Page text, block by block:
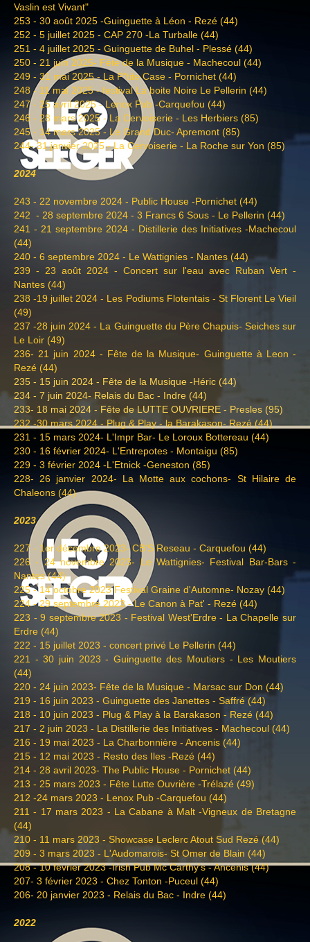
Vaslin est Vivant"
253 - 30 août 2025 -Guinguette à Léon - Rezé (44)
252 - 5 juillet 2025 - CAP 270 -La Turballe (44)
251 - 4 juillet 2025 - Guinguette de Buhel - Plessé (44)
250 - 21 juin 2025- Fête de la Musique - Machecoul (44)
249 - 31 mai 2025 - La P"tite Case - Pornichet (44)
248 - 11 mai 2025 - festival La boite Noire Le Pellerin (44)
247 - 25 avril 2025 - Lenox Pub -Carquefou (44)
246 - 28 mars 2025 - La Cervoiserie - Les Herbiers (85)
245 - 14 mars 2025 - Le Grand Duc- Apremont (85)
244- 31 janvier 2025 - La Cervoiserie - La Roche sur Yon (85)
2024
243 - 22 novembre 2024 - Public House -Pornichet (44)
242 - 28 septembre 2024 - 3 Francs 6 Sous - Le Pellerin (44)
241 - 21 septembre 2024 - Distillerie des Initiatives -Machecoul
(44)
240 - 6 septembre 2024 - Le Wattignies - Nantes (44)
239 - 23 août 2024 - Concert sur l'eau avec Ruban Vert -
Nantes (44)
238 -19 juillet 2024 - Les Podiums Flotentais - St Florent Le Vieil
(49)
237 -28 juin 2024 - La Guinguette du Père Chapuis- Seiches sur
Le Loir (49)
236- 21 juin 2024 - Fête de la Musique- Guinguette à Leon -
Rezé (44)
235 - 15 juin 2024 - Fête de la Musique -Héric (44)
234 - 7 juin 2024- Relais du Bac - Indre (44)
233- 18 mai 2024 - Fête de LUTTE OUVRIERE - Presles (95)
232 -30 mars 2024 - Plug & Play - la Barakason- Rezé (44)
231 - 15 mars 2024- L'Impr Bar- Le Loroux Bottereau (44)
230 - 16 février 2024- L'Entrepotes - Montaigu (85)
229 - 3 février 2024 -L'Etnick -Geneston (85)
228- 26 janvier 2024- La Motte aux cochons- St Hilaire de
Chaleons (44)
2023
227 - 1er décembre 2023- CB'S Reseau - Carquefou (44)
226 - 24 novembre 2023- Le Wattignies- Festival Bar-Bars -
Nantes (44)
225 - 14 octobre 2023 Festival Graine d'Automne- Nozay (44)
224 - 29 septembre 2023 - Le Canon à Pat' - Rezé (44)
223 - 9 septembre 2023 - Festival West'Erdre - La Chapelle sur
Erdre (44)
222 - 15 juillet 2023 - concert privé Le Pellerin (44)
221 - 30 juin 2023 - Guinguette des Moutiers - Les Moutiers
(44)
220 - 24 juin 2023- Fête de la Musique - Marsac sur Don (44)
219 - 16 juin 2023 - Guinguette des Janettes - Saffré (44)
218 - 10 juin 2023 - Plug & Play à la Barakason - Rezé (44)
217 - 2 juin 2023 - La Distillerie des Initiatives - Machecoul (44)
216 - 19 mai 2023 - La Charbonnière - Ancenis (44)
215 - 12 mai 2023 - Resto des Iles -Rezé (44)
214 - 28 avril 2023- The Public House - Pornichet (44)
213 - 25 mars 2023 - Fête Lutte Ouvrière -Trélazé (49)
212 -24 mars 2023 - Lenox Pub -Carquefou (44)
211 - 17 mars 2023 - La Cabane à Malt -Vigneux de Bretagne
(44)
210 - 11 mars 2023 - Showcase Leclerc Atout Sud Rezé (44)
209 - 3 mars 2023 - L'Audomarois- St Omer de Blain (44)
208 - 10 février 2023 -Irish Pub Mc Carthy's - Ancenis (44)
207- 3 février 2023 - Chez Tonton -Puceul (44)
206- 20 janvier 2023 - Relais du Bac - Indre (44)
2022